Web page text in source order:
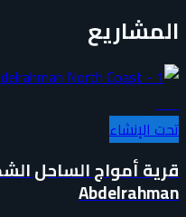
المشاريع
سكني
تحت الإنشاء
Abdelrahman